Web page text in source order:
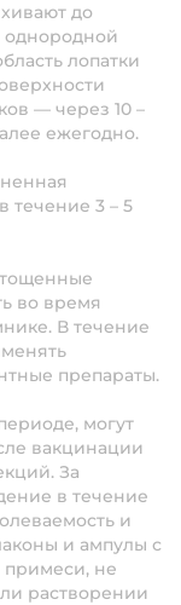
до
однородной
лопатки
— через 10 –
ежегодно.
течение 3 – 5
во время
В течение
препараты.
могут
вакцинации
За
в течение
и
и ампулы с
не
растворении